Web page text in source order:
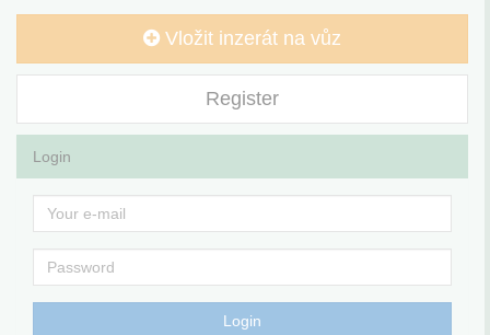
Vložit inzerát na vůz
Register
Login